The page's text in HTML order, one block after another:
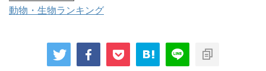
動物・生物ランキング